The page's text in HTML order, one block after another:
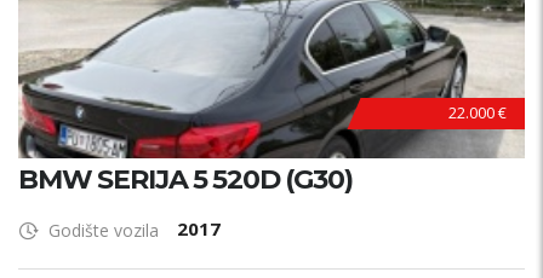
22.000 €
BMW SERIJA 5 520D (G30)
Godište vozila 2017